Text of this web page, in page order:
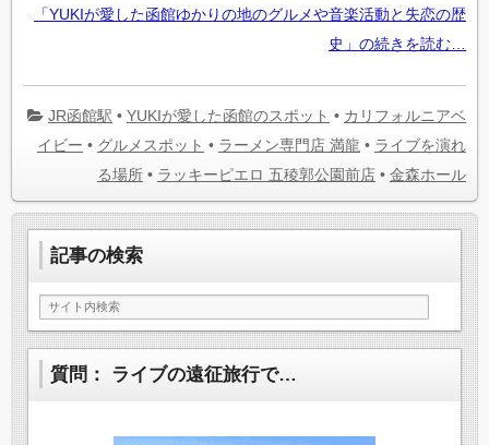
「YUKIが愛した函館ゆかりの地のグルメや音楽活動と失恋の歴
史」の続きを読む…
JR函館駅 • YUKIが愛した函館のスポット • カリフォルニアベ
イビー • グルメスポット • ラーメン専門店 満龍 • ライブを演れ
る場所 • ラッキーピエロ 五稜郭公園前店 • 金森ホール
記事の検索
質問： ライブの遠征旅行で…